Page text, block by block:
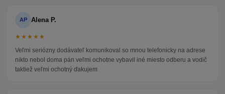
AP Alena P.
★★★★★
Veľmi seriózny dodávateľ komunikoval so mnou telefonicky na adrese
nikto nebol doma pán veľmi ochotne vybavil iné miesto odberu a vodič
taktiež veľmi ochotný ďakujem